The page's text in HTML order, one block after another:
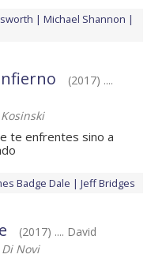
Michael Shannon
(2017) ....
te enfrentes sino a
Badge Dale Jeff Bridges
(2017) .... David
Novi